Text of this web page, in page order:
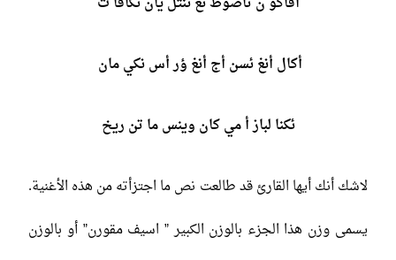
أكال أنغ ئسن أج أنغ ؤر أس نكي مان
ئكنا لباز أ مي كان وينس ما تن ريخ
لاشك أنك أيها القارئ قد طالعت نص ما اجتزأته من هذه الأغنية.
يسمى وزن هذا الجزء بالوزن الكبير ” اسيف مقورن” أو بالوزن